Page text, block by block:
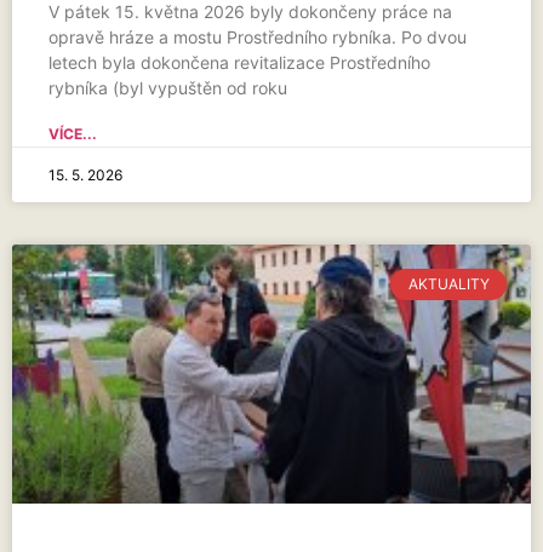
V pátek 15. května 2026 byly dokončeny práce na
opravě hráze a mostu Prostředního rybníka. Po dvou
letech byla dokončena revitalizace Prostředního
rybníka (byl vypuštěn od roku
VÍCE...
15. 5. 2026
AKTUALITY